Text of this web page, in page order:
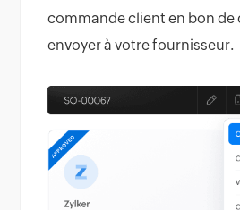
commande client en bon de
envoyer à votre fournisseur.